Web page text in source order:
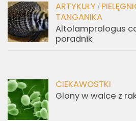
ARTYKUŁY /
TANGANIKA
Altolamprologus
poradnik
CIEKAWOSTKI
Glony w walce z